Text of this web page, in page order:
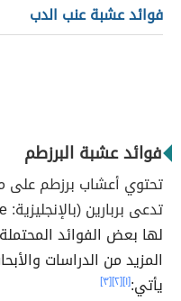
فوائد عشبة عنب الدب
فوائد عشبة البرزطم
تحتوي أعشاب برزطم على
تدعى بربارين (بالإنجليزية:
لها بعض الفوائد
المزيد من الدراسات
يأتي:[١] [٢] [٣]